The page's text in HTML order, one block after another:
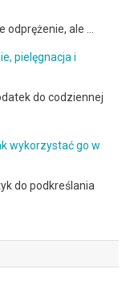
odprężenie, ale …
pielęgnacja i
do codziennej
wykorzystać go w
do podkreślania